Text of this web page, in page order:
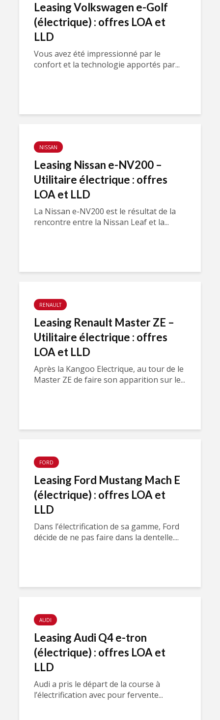
Leasing Volkswagen e-Golf
(électrique) : offres LOA et
LLD
Vous avez été impressionné par le
confort et la technologie apportés par...
NISSAN
Leasing Nissan e-NV200 –
Utilitaire électrique : offres
LOA et LLD
La Nissan e-NV200 est le résultat de la
rencontre entre la Nissan Leaf et la...
RENAULT
Leasing Renault Master ZE –
Utilitaire électrique : offres
LOA et LLD
Après la Kangoo Electrique, au tour de le
Master ZE de faire son apparition sur le...
FORD
Leasing Ford Mustang Mach E
(électrique) : offres LOA et
LLD
Dans l’électrification de sa gamme, Ford
décide de ne pas faire dans la dentelle....
AUDI
Leasing Audi Q4 e-tron
(électrique) : offres LOA et
LLD
Audi a pris le départ de la course à
l’électrification avec pour fervente...